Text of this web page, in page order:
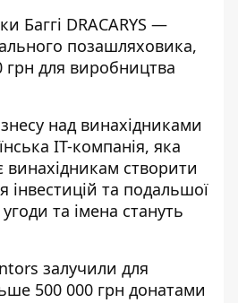
Баггі DRACARYS —
позашляховика,
грн для виробництва
над винахідниками
IT-компанія, яка
винахідникам створити
інвестицій та подальшої
угоди та імена стануть
залучили для
500 000 грн донатами